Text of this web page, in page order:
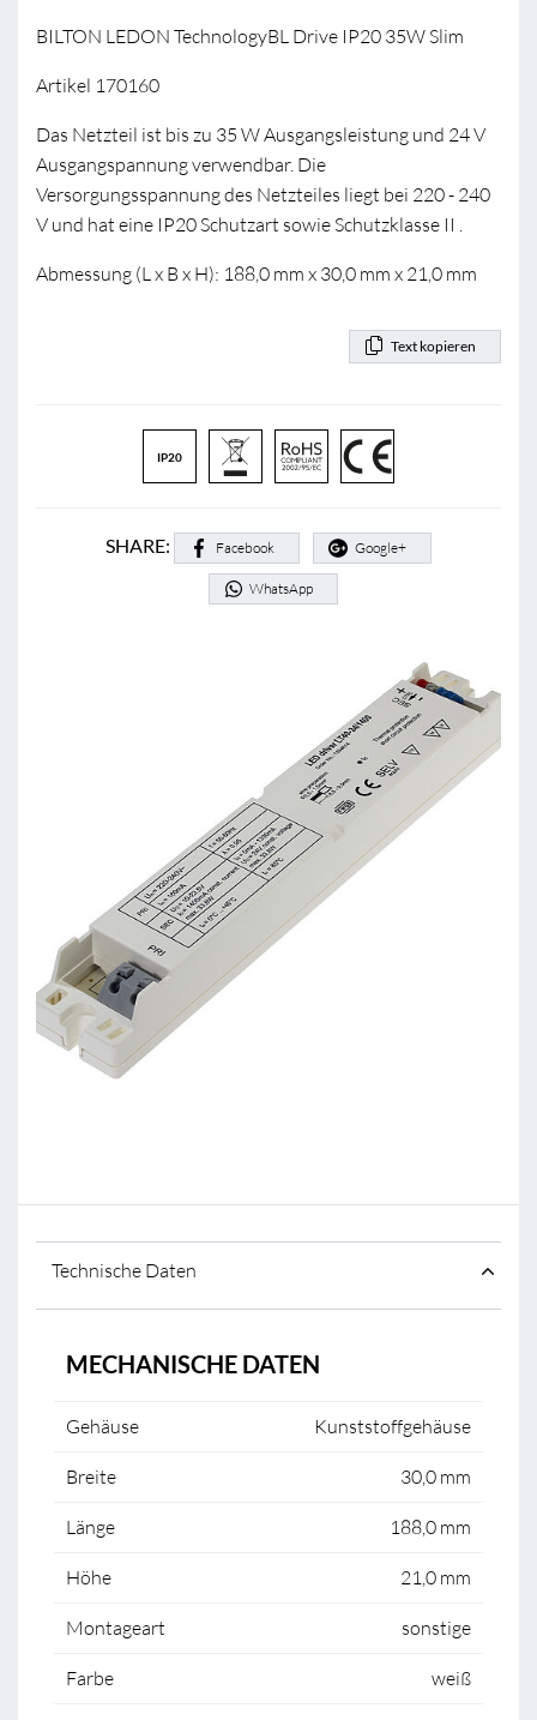
BILTON LEDON TechnologyBL Drive IP20 35W Slim
Artikel 170160
Das Netzteil ist bis zu 35 W Ausgangsleistung und 24 V
Ausgangspannung verwendbar. Die
Versorgungsspannung des Netzteiles liegt bei 220 - 240
V und hat eine IP20 Schutzart sowie Schutzklasse II .
Abmessung (L x B x H): 188,0 mm x 30,0 mm x 21,0 mm
Text kopieren
IP20
SHARE: Facebook Google+
WhatsApp
Technische Daten
MECHANISCHE DATEN
Gehäuse Kunststoffgehäuse
Breite 30,0 mm
Länge 188,0 mm
Höhe 21,0 mm
Montageart sonstige
Farbe weiß